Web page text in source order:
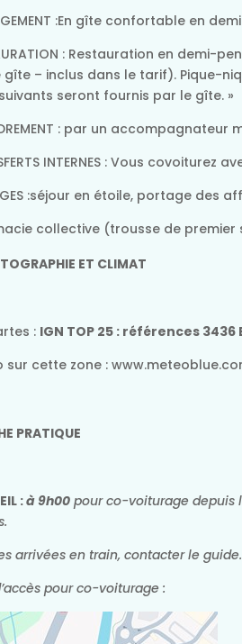
:En gîte confortable en
: Restauration en demi-
gîte – inclus dans le tarif). Pique-
seront fournis par le gîte. »
: par un
INTERNES : Vous covoiturez
:séjour en étoile, portage des
collective (trousse de
ET CLIMAT
: IGN TOP 25 : références 3436
sur cette zone :
PRATIQUE
:à 9h00 pour co-voiturage depuis
arrivées en train, contacter le guide.
pour co-voiturage :